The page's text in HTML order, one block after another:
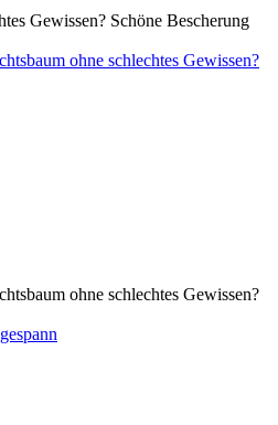
Gewissen? Schöne Bescherung
ohne schlechtes Gewissen?
ohne schlechtes Gewissen?